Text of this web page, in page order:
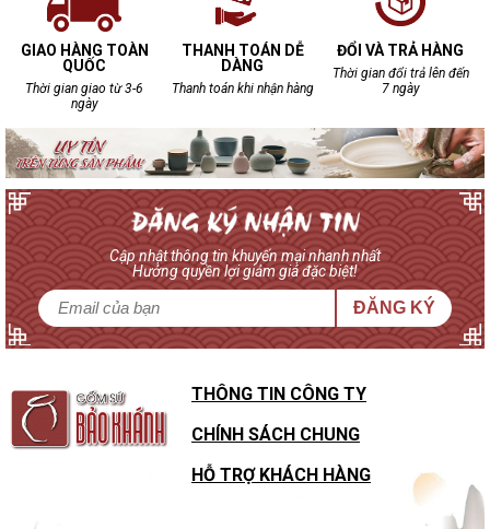
GIAO HÀNG TOÀN
QUỐC
Thời gian giao từ 3-6
ngày
THANH TOÁN DỄ
DÀNG
Thanh toán khi nhận hàng
ĐỔI VÀ TRẢ HÀNG
Thời gian đổi trả lên đến
7 ngày
Cập nhật thông tin khuyến mại nhanh nhất
Hưởng quyền lợi giảm giá đặc biệt!
ĐĂNG KÝ
THÔNG TIN CÔNG TY
CHÍNH SÁCH CHUNG
HỖ TRỢ KHÁCH HÀNG